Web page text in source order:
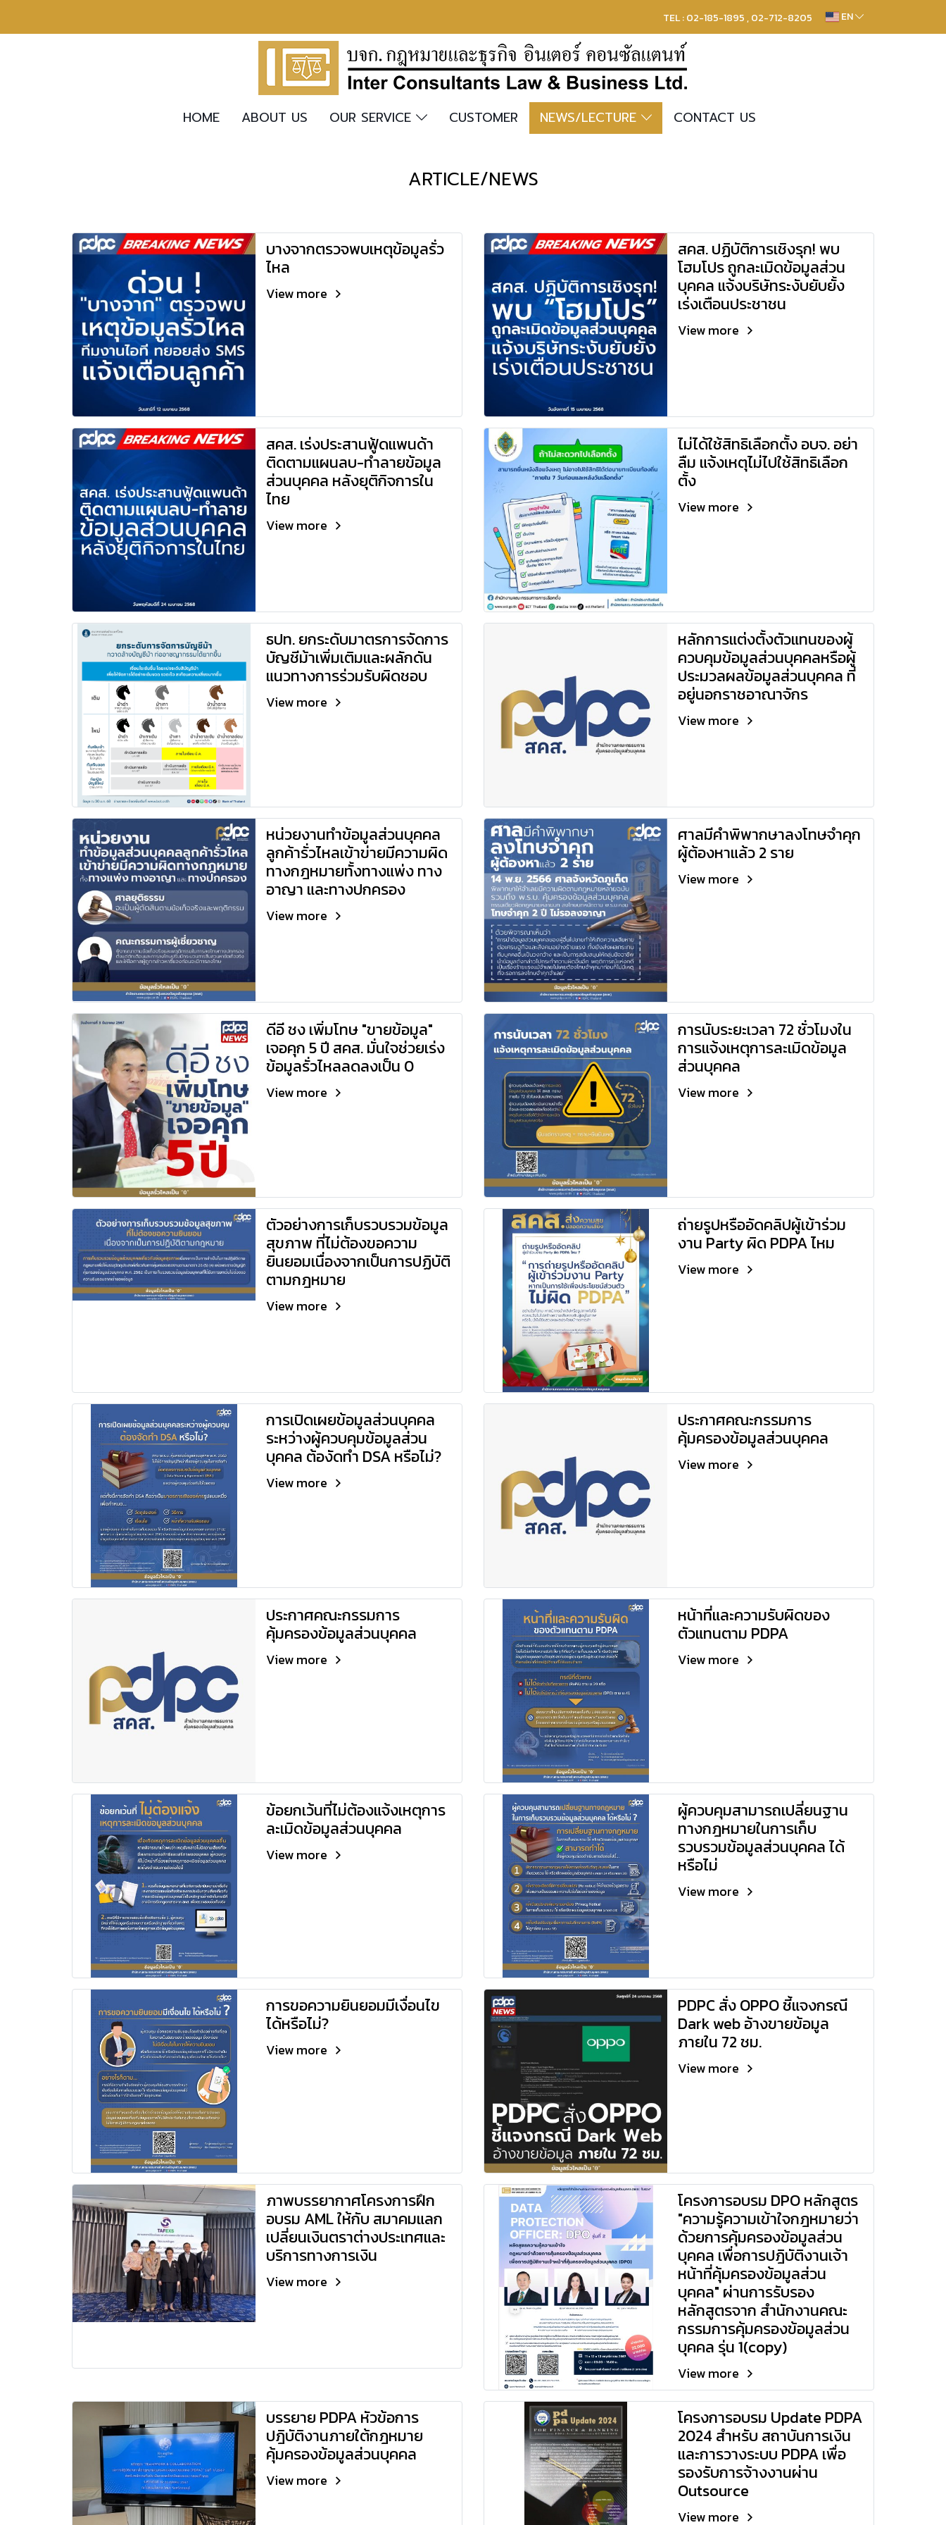
TEL : 02-185-1895 , 02-712-8205 EN
HOME ABOUT US OUR SERVICE CUSTOMER NEWS/LECTURE CONTACT US
ARTICLE/NEWS
บางจากตรวจพบเหตุข้อมูลรั่ว
ไหล
View more
สคส. ปฏิบัติการเชิงรุก! พบ
โฮมโปร ถูกละเมิดข้อมูลส่วน
บุคคล แจ้งบริษัทระงับยับยั้ง
เร่งเตือนประชาชน
View more
สคส. เร่งประสานฟู้ดแพนด้า
ติดตามแผนลบ-ทำลายข้อมูล
ส่วนบุคคล หลังยุติกิจการใน
ไทย
View more
ไม่ได้ใช้สิทธิเลือกตั้ง อบจ. อย่า
ลืม แจ้งเหตุไม่ไปใช้สิทธิเลือก
ตั้ง
View more
ธปท. ยกระดับมาตรการจัดการ
บัญชีม้าเพิ่มเติมและผลักดัน
แนวทางการร่วมรับผิดชอบ
View more
หลักการแต่งตั้งตัวแทนของผู้
ควบคุมข้อมูลส่วนบุคคลหรือผู้
ประมวลผลข้อมูลส่วนบุคคล ที่
อยู่นอกราชอาณาจักร
View more
หน่วยงานทำข้อมูลส่วนบุคคล
ลูกค้ารั่วไหลเข้าข่ายมีความผิด
ทางกฎหมายทั้งทางแพ่ง ทาง
อาญา และทางปกครอง
View more
ศาลมีคำพิพากษาลงโทษจำคุก
ผู้ต้องหาแล้ว 2 ราย
View more
ดีอี ชง เพิ่มโทษ "ขายข้อมูล"
เจอคุก 5 ปี สคส. มั่นใจช่วยเร่ง
ข้อมูลรั่วไหลลดลงเป็น 0
View more
การนับระยะเวลา 72 ชั่วโมงใน
การแจ้งเหตุการละเมิดข้อมูล
ส่วนบุคคล
View more
ตัวอย่างการเก็บรวบรวมข้อมูล
สุขภาพ ที่ไม่ต้องขอความ
ยินยอมเนื่องจากเป็นการปฏิบัติ
ตามกฎหมาย
View more
ถ่ายรูปหรืออัดคลิปผู้เข้าร่วม
งาน Party ผิด PDPA ไหม
View more
การเปิดเผยข้อมูลส่วนบุคคล
ระหว่างผู้ควบคุมข้อมูลส่วน
บุคคล ต้องัดทำ DSA หรือไม่?
View more
ประกาศคณะกรรมการ
คุ้มครองข้อมูลส่วนบุคคล
View more
ประกาศคณะกรรมการ
คุ้มครองข้อมูลส่วนบุคคล
View more
หน้าที่และความรับผิดของ
ตัวแทนตาม PDPA
View more
ข้อยกเว้นที่ไม่ต้องแจ้งเหตุการ
ละเมิดข้อมูลส่วนบุคคล
View more
ผู้ควบคุมสามารถเปลี่ยนฐาน
ทางกฎหมายในการเก็บ
รวบรวมข้อมูลส่วนบุคคล ได้
หรือไม่​
View more
การขอความยินยอมมีเงื่อนไข​
ได้หรือไม่?
View more
PDPC สั่ง OPPO ชี้แจงกรณี
Dark web อ้างขายข้อมูล
ภายใน 72 ชม.
View more
ภาพบรรยากาศโครงการฝึก
อบรม AML ให้กับ สมาคมแลก
เปลี่ยนเงินตราต่างประเทศและ
บริการทางการเงิน
View more
โครงการอบรม DPO หลักสูตร
"ความรู้ความเข้าใจกฎหมายว่า
ด้วยการคุ้มครองข้อมูลส่วน
บุคคล เพื่อการปฎิบัติงานเจ้า
หน้าที่คุ้มครองข้อมูลส่วน
บุคคล" ผ่านการรับรอง
หลักสูตรจาก สำนักงานคณะ
กรรมการคุ้มครองข้อมูลส่วน
บุคคล รุ่น 1(copy)
View more
บรรยาย PDPA หัวข้อการ
ปฎิบัติงานภายใต้กฎหมาย
คุ้มครองข้อมูลส่วนบุคคล
View more
โครงการอบรม Update PDPA
2024 สำหรับ สถาบันการเงิน
และการวางระบบ PDPA เพื่อ
รองรับการจ้างงานผ่าน
Outsource
View more